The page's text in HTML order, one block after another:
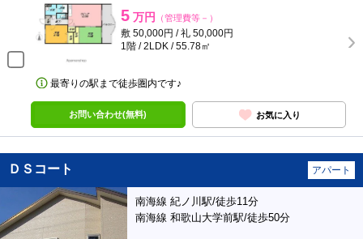
5 万円 （管理費等－）
敷 50,000円 / 礼 50,000円
1階 / 2LDK / 55.78㎡
最寄りの駅まで徒歩圏内です♪
お問い合わせ(無料) お気に入り
ＤＳコート アパート
南海線 紀ノ川駅/徒歩11分
南海線 和歌山大学前駅/徒歩50分